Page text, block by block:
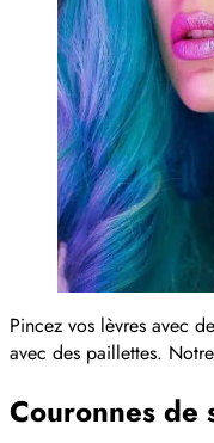
Pincez vos lèvres avec
avec des paillettes.
Couronnes de